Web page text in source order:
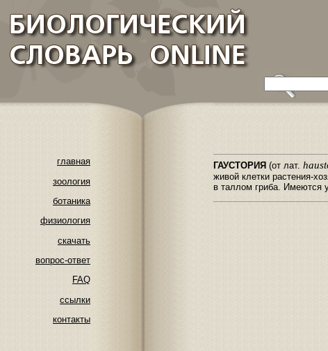
главная
зоология
ботаника
физиология
скачать
вопрос-ответ
FAQ
ссылки
контакты
ГАУСТОРИЯ (от лат.
живой клетки растения-
в таллом гриба. Имеются